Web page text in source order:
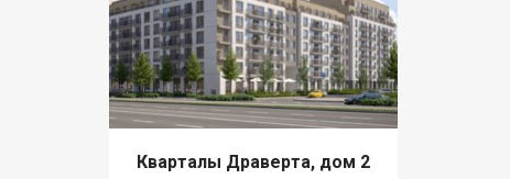
Кварталы Драверта, дом 2